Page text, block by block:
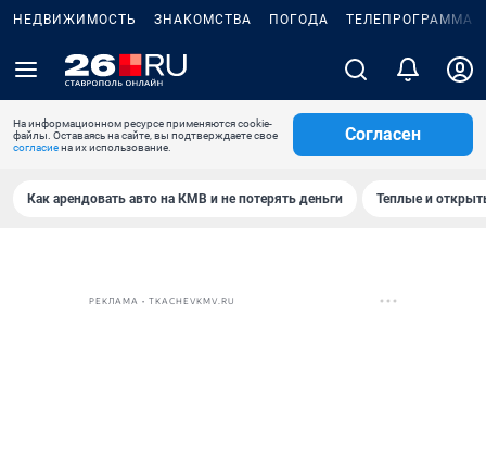
НЕДВИЖИМОСТЬ ЗНАКОМСТВА ПОГОДА ТЕЛЕПРОГРАММА
На информационном ресурсе применяются cookie-
файлы. Оставаясь на сайте, вы подтверждаете свое
согласиена их использование.
Согласен
Как арендовать авто на КМВ и не потерять деньги Теплые и
РЕКЛАМА • TKACHEVKMV.RU